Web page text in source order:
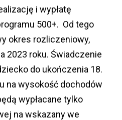
i wypłatę
500+. Od tego
okres rozliczeniowy,
2023 roku. Świadczenie
do ukończenia 18.
na wysokość dochodów
wypłacane tylko
na wskazany we